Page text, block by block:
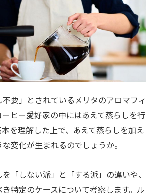
要」とされているメリタのアロマフィ
ヒー愛好家の中にはあえて蒸らしを行
を理解した上で、あえて蒸らしを加え
変化が生まれるのでしょうか。
「しない派」と「する派」の違いや、
特定のケースについて考察します。ル